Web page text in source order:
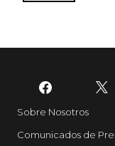
HBO Max
Sobre Nosotros
Comunicados de